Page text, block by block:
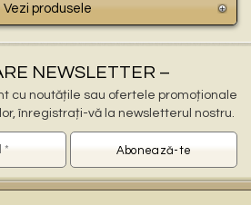
Vezi produsele
NEWSLETTER –
cu noutățile sau ofertele promoționale
înregistrați-vă la newsletterul nostru.